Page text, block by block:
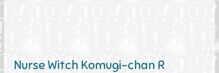
Nurse Witch Komugi-chan R